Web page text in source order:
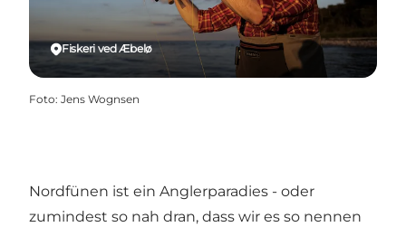
Fiskeri ved Æbelø
Foto: Jens Wognsen
Nordfünen ist ein Anglerparadies - oder
zumindest so nah dran, dass wir es so nennen